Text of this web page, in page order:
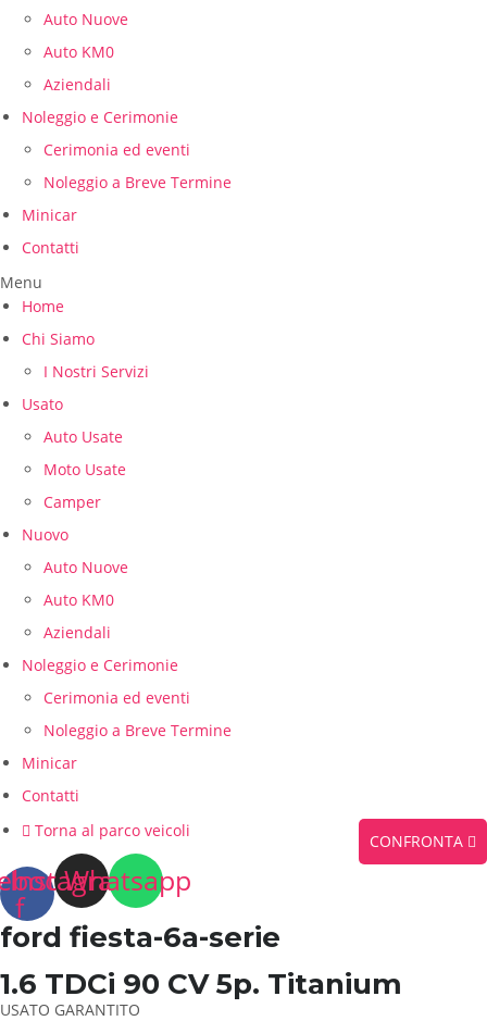
Auto Nuove
Auto KM0
Aziendali
Noleggio e Cerimonie
Cerimonia ed eventi
Noleggio a Breve Termine
Minicar
Contatti
Menu
Home
Chi Siamo
I Nostri Servizi
Usato
Auto Usate
Moto Usate
Camper
Nuovo
Auto Nuove
Auto KM0
Aziendali
Noleggio e Cerimonie
Cerimonia ed eventi
Noleggio a Breve Termine
Minicar
Contatti
CONFRONTA
Torna al parco veicoli
f
Instagram
Whatsapp
ford fiesta-6a-serie
1.6 TDCi 90 CV 5p. Titanium
USATO GARANTITO